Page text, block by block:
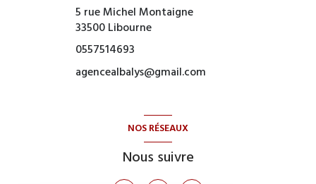
5 rue Michel Montaigne
33500Libourne
0557514693
agencealbalys@gmail.com
NOS RÉSEAUX
Nous suivre